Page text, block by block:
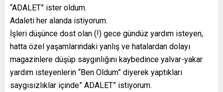
“ADALET” ister oldum.
Adaleti her alanda istiyorum.
İşleri düşünce dost olan (!) gece gündüz yardım isteyen,
hatta özel yaşamlarındaki yanlış ve hatalardan dolayı
magazinlere düşüp saygınlığını kaybedince yalvar-yakar
yardım isteyenlerin “Ben Oldum” diyerek yaptıkları
saygısızlıklar içinde” ADALET” istiyorum.